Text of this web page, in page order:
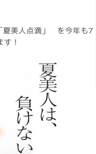
夏美人点滴」 を今年も7
！